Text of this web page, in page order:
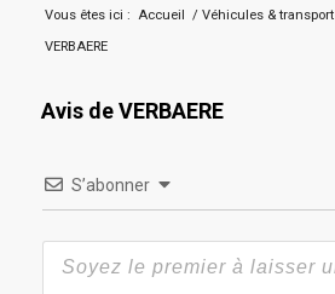
Vous êtes ici : Accueil / Véhicules & transport
VERBAERE
Avis de VERBAERE
S’abonner